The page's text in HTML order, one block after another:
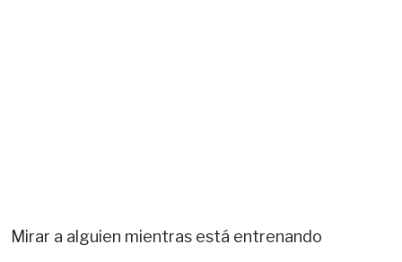
Mirar a alguien mientras está entrenando